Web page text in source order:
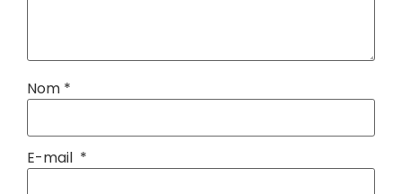
Nom *
E-mail *